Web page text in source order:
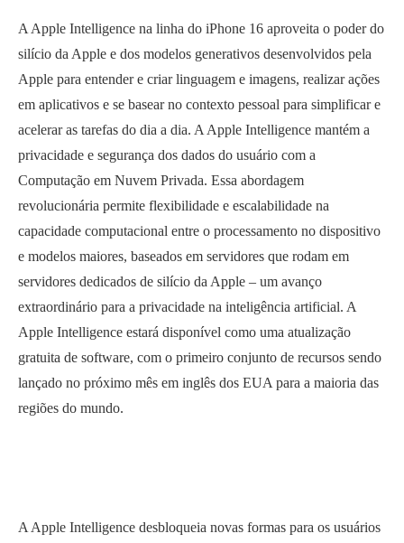
A Apple Intelligence na linha do iPhone 16 aproveita o poder do
silício da Apple e dos modelos generativos desenvolvidos pela
Apple para entender e criar linguagem e imagens, realizar ações
em aplicativos e se basear no contexto pessoal para simplificar e
acelerar as tarefas do dia a dia. A Apple Intelligence mantém a
privacidade e segurança dos dados do usuário com a
Computação em Nuvem Privada. Essa abordagem
revolucionária permite flexibilidade e escalabilidade na
capacidade computacional entre o processamento no dispositivo
e modelos maiores, baseados em servidores que rodam em
servidores dedicados de silício da Apple – um avanço
extraordinário para a privacidade na inteligência artificial. A
Apple Intelligence estará disponível como uma atualização
gratuita de software, com o primeiro conjunto de recursos sendo
lançado no próximo mês em inglês dos EUA para a maioria das
regiões do mundo.
A Apple Intelligence desbloqueia novas formas para os usuários